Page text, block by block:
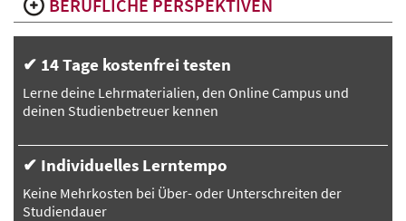
BERUFLICHE PERSPEKTIVEN
✔ 14 Tage kostenfrei testen
Lerne deine Lehrmaterialien, den Online Campus und
deinen Studienbetreuer kennen
✔ Individuelles Lerntempo
Keine Mehrkosten bei Über- oder Unterschreiten der
Studiendauer